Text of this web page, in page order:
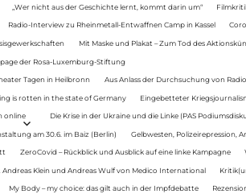
„Wer nicht aus der Geschichte lernt, kommt darin um“
Radio-Interview zu Rheinmetall-Entwaffnen Camp in Kassel
Mit Maske und Plakat – Zum Tod des
der Rosa-Luxemburg-Stiftung
Tagen in Heilbronn Aus Anlass der Durchsuchung von
is rotten in the state of Germany Eingebetteter
online Die Krise in der Ukraine und die Linke (PAS
am 30.6. im Baiz (Berlin) Gelbwesten, Polizeirepression,
ZeroCovid – Rückblick und Ausblick auf eine linke Kampagne
Klein und Andreas Wulf von Medico International
My Body – my choice: das gilt auch in der Impfdebatte